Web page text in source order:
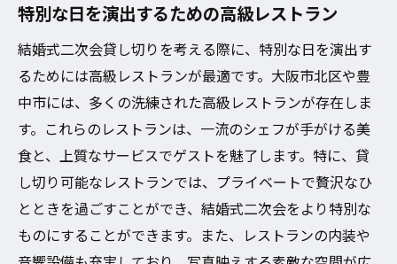
特別な日を演出するための高級レストラン
結婚式二次会貸し切りを考える際に、特別な日を演出す
るためには高級レストランが最適です。大阪市北区や豊
中市には、多くの洗練された高級レストランが存在しま
す。これらのレストランは、一流のシェフが手がける美
食と、上質なサービスでゲストを魅了します。特に、貸
し切り可能なレストランでは、プライベートで贅沢なひ
とときを過ごすことができ、結婚式二次会をより特別な
ものにすることができます。また、レストランの内装や